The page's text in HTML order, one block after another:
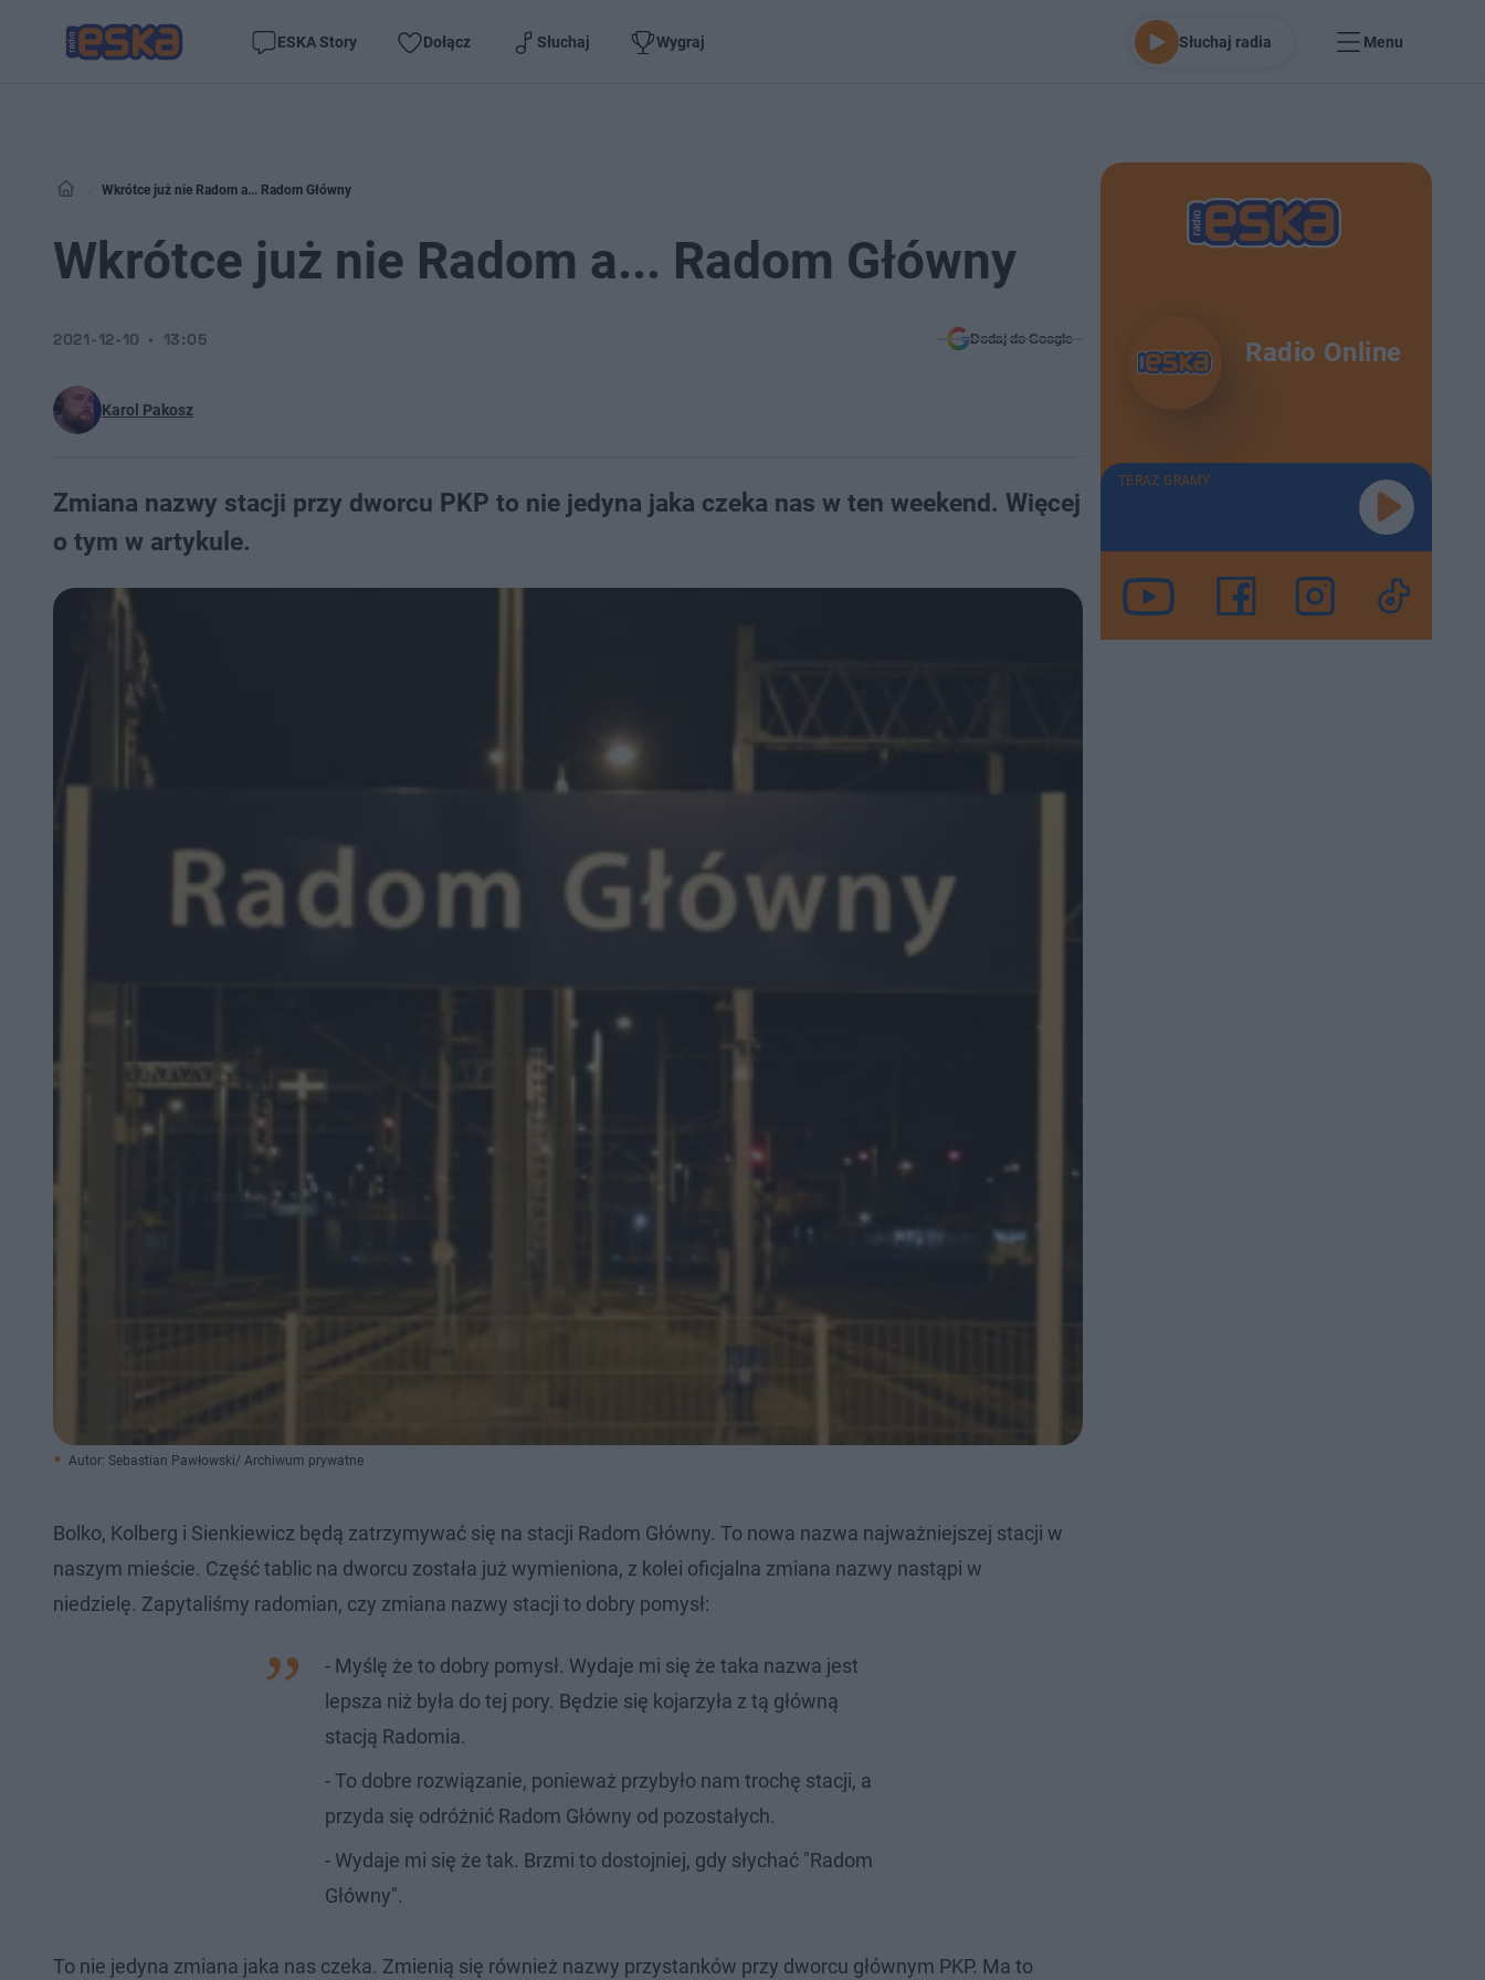
ESKA Story Dołącz Słuchaj Wygraj Słuchaj radia Menu
Wkrótce już nie Radom a... Radom Główny
Wkrótce już nie Radom a... Radom Główny
Karol Pakosz
2021-12-10 13:05 Dodaj do Google
Zmiana nazwy stacji przy dworcu PKP to nie jedyna jaka czeka nas w ten weekend. Więcej
o tym w artykule.
Autor: Sebastian Pawłowski/ Archiwum prywatne
Bolko, Kolberg i Sienkiewicz będą zatrzymywać się na stacji Radom Główny. To nowa nazwa najważniejszej stacji w
naszym mieście. Część tablic na dworcu została już wymieniona, z kolei oficjalna zmiana nazwy nastąpi w
niedzielę. Zapytaliśmy radomian, czy zmiana nazwy stacji to dobry pomysł:
- Myślę że to dobry pomysł. Wydaje mi się że taka nazwa jest
lepsza niż była do tej pory. Będzie się kojarzyła z tą główną
stacją Radomia.
- To dobre rozwiązanie, ponieważ przybyło nam trochę stacji, a
przyda się odróżnić Radom Główny od pozostałych.
- Wydaje mi się że tak. Brzmi to dostojniej, gdy słychać "Radom
Główny".
To nie jedyna zmiana jaka nas czeka. Zmienią się również nazwy przystanków przy dworcu głównym PKP. Ma to
Radio Online
TERAZ GRAMY